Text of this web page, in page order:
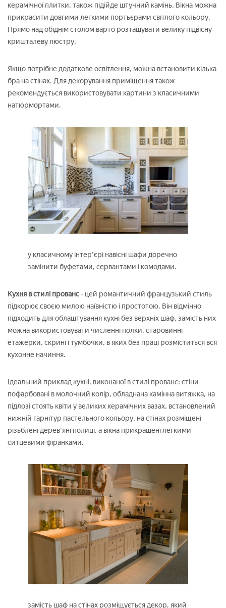
керамічної плитки, також підійде штучний камінь. Вікна можна
прикрасити довгими легкими портьєрами світлого кольору.
Прямо над обіднім столом варто розташувати велику підвісну
кришталеву люстру.
Якщо потрібне додаткове освітлення, можна встановити кілька
бра на стінах. Для декорування приміщення також
рекомендується використовувати картини з класичними
натюрмортами.
у класичному інтер'єрі навісні шафи доречно
замінити буфетами, сервантами і комодами.
Кухня в стилі прованс - цей романтичний французький стиль
підкорює своєю милою наївністю і простотою. Він відмінно
підходить для облаштування кухні без верхніх шаф, замість них
можна використовувати численні полки, старовинні
етажерки, скрині і тумбочки, в яких без праці розміститься вся
кухонне начиння.
Ідеальний приклад кухні, виконаної в стилі прованс: стіни
пофарбовані в молочний колір, обладнана камінна витяжка, на
підлозі стоять квіти у великих керамічних вазах, встановлений
нижній гарнітур пастельного кольору, на стінах розміщені
різьблені дерев'яні полиці, а вікна прикрашені легкими
ситцевими фіранками.
замість шаф на стінах розміщується декор, який